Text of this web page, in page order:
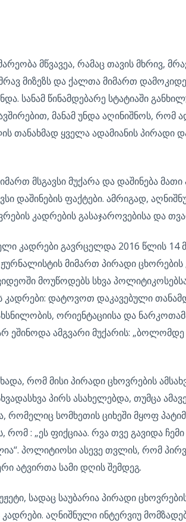
მწვავეა, რამაც თავის მხრივ,
მიზეზს და ქალთა მიმართ
სანამ წინამდებარე სტატიაში
მანამ უნდა აღინიშნოს, რომ
თანახმად ყველა ადამიანის პირადი
მსგავსი მუქარა და დაშინება
დაშინების ფაქტები. ამრიგად,
კადრების გასაჯაროვებისა და
კადრები გავრცელდა 2016 წლის 14
მიმართ პირადი
მოუწოდებს სხვა
დატოვოთ დაკავებული
ორიენტაციისა და
ამგვარი მუქარის: „ბოლომდე
რომ მისი პირადი ცხოვრების
პირს ასახელებდა, თუმცა
რომელიც სომხეთის ციხეში მყოფ
: „ეს ფიქციაა. რვა თვე გავიდა
პოლიტიოსი ასევე თვლის, რომ
ატვირთა სამი დღის შემდეგ.
სადაც საუბარია პირადი
აღნიშნული ინტერვიუ